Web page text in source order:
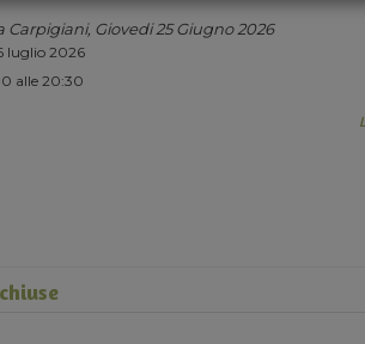
Carpigiani, Giovedi 25 Giugno 2026
luglio 2026
alle 20:30